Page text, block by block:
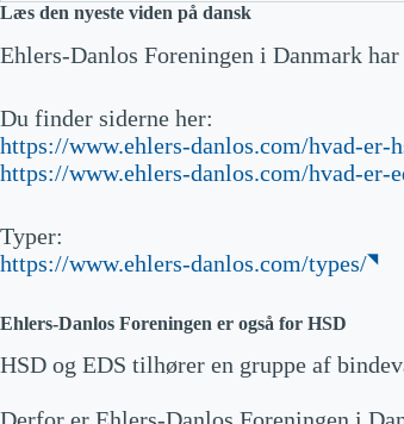
Læs den nyeste viden på dansk
Ehlers-Danlos Foreningen i Danmark
Du finder siderne her:
https://www.ehlers-danlos.com/hvad-er-
https://www.ehlers-danlos.com/hvad-er-
Typer:
https://www.ehlers-danlos.com/types/
Ehlers-Danlos Foreningen er også for HSD
HSD og EDS tilhører en gruppe af